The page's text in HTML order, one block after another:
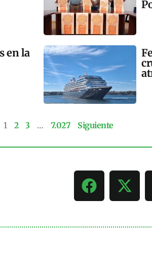
en la
1 2 3 … 7.027 Siguiente